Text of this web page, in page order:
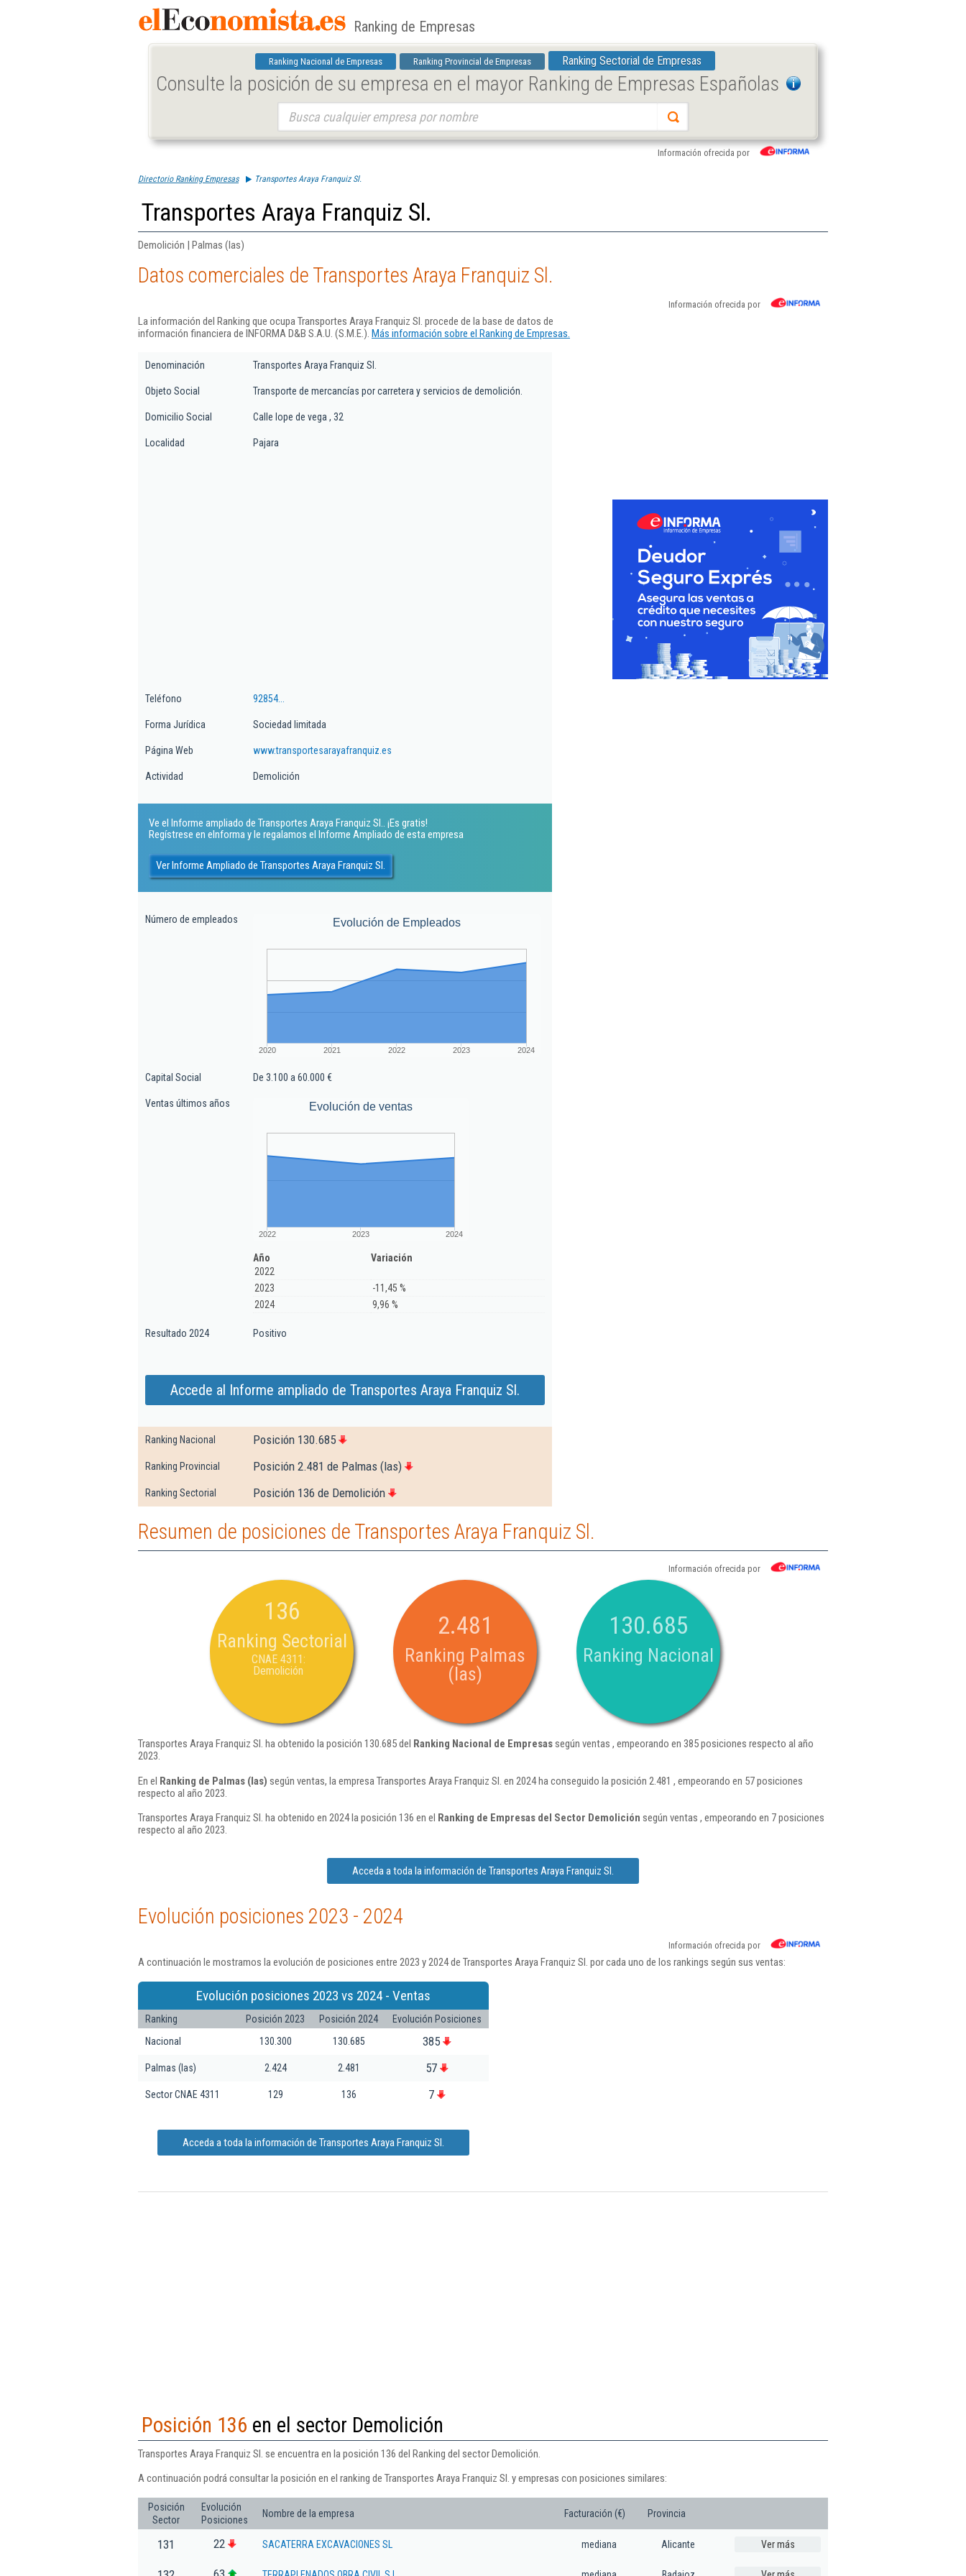
Ranking de Empresas
Ranking Nacional de Empresas Ranking Provincial de Empresas Ranking Sectorial de Empresas
Consulte la posición de su empresa en el mayor Ranking de Empresas Españolas
Información ofrecida por
Directorio Ranking Empresas Transportes Araya Franquiz Sl.
Transportes Araya Franquiz Sl.
Demolición | Palmas (las)
Datos comerciales de Transportes Araya Franquiz Sl.
Información ofrecida por
La información del Ranking que ocupa Transportes Araya Franquiz Sl. procede de la base de datos de
información financiera de INFORMA D&B S.A.U. (S.M.E.). Más información sobre el Ranking de Empresas.
Denominación Transportes Araya Franquiz Sl.
Objeto Social Transporte de mercancías por carretera y servicios de demolición.
Domicilio Social Calle lope de vega , 32
Localidad Pajara
Teléfono 92854...
Forma Jurídica Sociedad limitada
Página Web www.transportesarayafranquiz.es
Actividad Demolición
Ve el Informe ampliado de Transportes Araya Franquiz Sl.. ¡Es gratis!
Regístrese en eInforma y le regalamos el Informe Ampliado de esta empresa
Ver Informe Ampliado de Transportes Araya Franquiz Sl.
Número de empleados Evolución de Empleados
2020 2021 2022 2023 2024
Capital Social De 3.100 a 60.000 €
Ventas últimos años Evolución de ventas
2022 2023 2024
Año
Variación
2022
2023
-11,45 %
2024
9,96 %
Resultado 2024 Positivo
Accede al Informe ampliado de Transportes Araya Franquiz Sl.
Ranking Nacional Posición 130.685
Ranking Provincial Posición 2.481 de Palmas (las)
Ranking Sectorial Posición 136 de Demolición
Resumen de posiciones de Transportes Araya Franquiz Sl.
Información ofrecida por
136
Ranking Sectorial
CNAE 4311:
Demolición
2.481
Ranking Palmas
(las)
130.685
Ranking Nacional
Transportes Araya Franquiz Sl. ha obtenido la posición 130.685 del Ranking Nacional de Empresassegún ventas , empeorando en 385 posiciones respecto al año
2023.
En el Ranking de Palmas (las) según ventas, la empresa Transportes Araya Franquiz Sl. en 2024 ha conseguido la posición 2.481 , empeorando en 57 posiciones
respecto al año 2023.
Transportes Araya Franquiz Sl. ha obtenido en 2024 la posición 136 en el Ranking de Empresas del Sector Demolición según ventas , empeorando en 7 posiciones
respecto al año 2023.
Acceda a toda la información de Transportes Araya Franquiz Sl.
Evolución posiciones 2023 - 2024
Información ofrecida por
A continuación le mostramos la evolución de posiciones entre 2023 y 2024 de Transportes Araya Franquiz Sl. por cada uno de los rankings según sus ventas:
Evolución posiciones 2023 vs 2024 - Ventas
Ranking Posición 2023 Posición 2024
Evolución Posiciones
Nacional
130.300 130.685 385
Palmas (las) 2.424 2.481 57
Sector CNAE 4311 129 136 7
Acceda a toda la información de Transportes Araya Franquiz Sl.
Posición 136 en el sector Demolición
Transportes Araya Franquiz Sl. se encuentra en la posición 136 del Ranking del sector Demolición.
A continuación podrá consultar la posición en el ranking de Transportes Araya Franquiz Sl. y empresas con posiciones similares:
Posición
Sector
Evolución
Posiciones
Nombre de la empresa Facturación (€) Provincia
131 22 SACATERRA EXCAVACIONES SL mediana Alicante Ver más